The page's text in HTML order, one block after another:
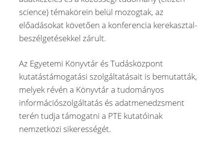
science) témakörein belül mozogtak, az
előadásokat követően a konferencia kerekasztal-
beszélgetésekkel zárult.
Az Egyetemi Könyvtár és Tudásközpont
kutatástámogatási szolgáltatásait is bemutatták,
melyek révén a Könyvtár a tudományos
információszolgáltatás és adatmenedzsment
terén tudja támogatni a PTE kutatóinak
nemzetközi sikerességét.